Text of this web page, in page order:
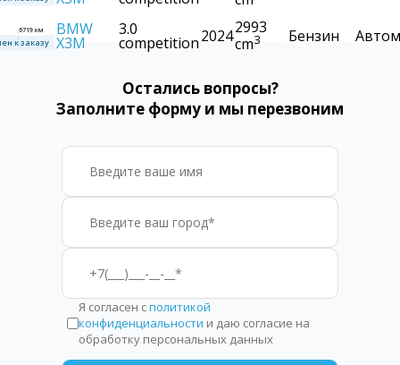
к заказу
6719 км
BMW
X3M
3.0
competition20242993
cm3 Бензин
1
Остались вопросы?
Заполните форму и мы перезвоним
Я согласен сполитикой
конфиденциальности и даю согласие на
обработку персональных данных